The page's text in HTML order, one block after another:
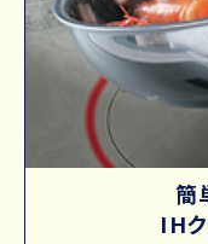
簡
IH